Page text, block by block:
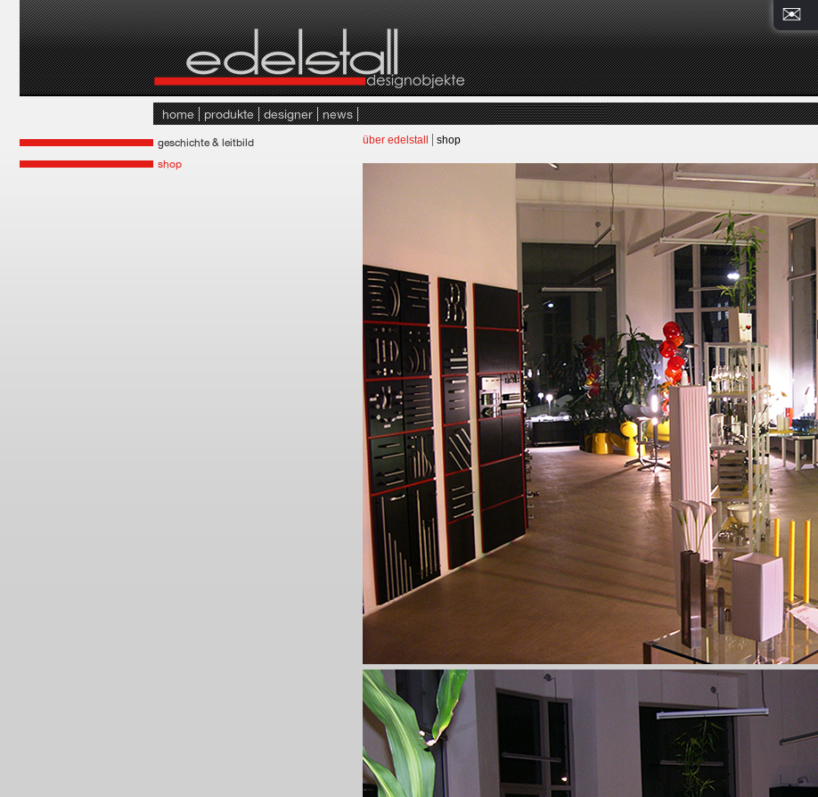
home produkte designer news
geschichte & leitbild
shop
über edelstall shop